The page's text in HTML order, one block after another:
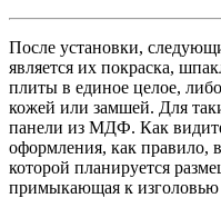
После установки,
является их покраска,
плиты в единое целое,
кожей или замшей. Для
панели из МДФ. Как
оформления, как правило,
которой планируется
примыкающая к изголовью